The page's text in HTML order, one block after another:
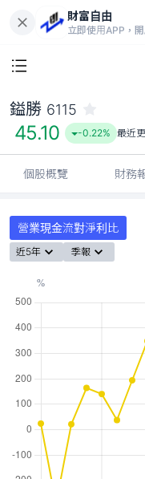
財富自由
立即使用APP，
鎰勝 6115
45.10 -0.22% 最近
個股概覽 財務
營業現金流對淨利比
近5年 季報